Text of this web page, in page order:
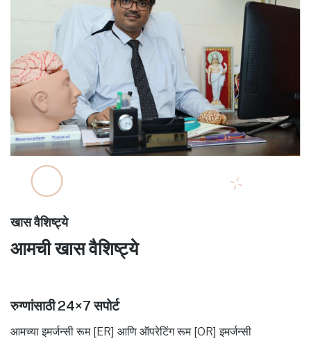
खास वैशिष्ट्ये
आमची खास वैशिष्ट्ये
रुग्णांसाठी 24×7 सपोर्ट
आमच्या इमर्जन्सी रूम [ER] आणि ऑपरेटिंग रूम [OR] इमर्जन्सी